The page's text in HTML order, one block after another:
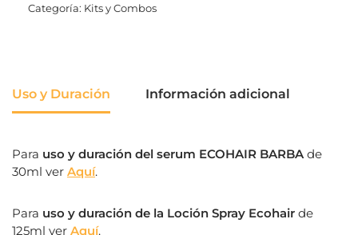
Categoría: Kits y Combos
Uso y Duración Información adicional
Para uso y duración del serum ECOHAIR BARBA de
30ml ver Aquí.
Para uso y duración de la Loción Spray Ecohair de
125ml ver Aquí.